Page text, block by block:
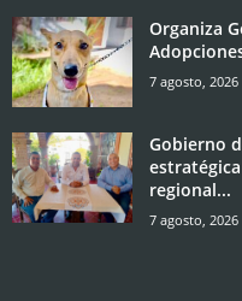
Organiza
7 agosto, 2026
Gobierno
regional...
7 agosto, 2026